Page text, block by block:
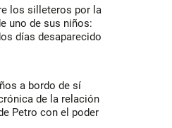
los silleteros por la
uno de sus niños:
días desaparecido
a bordo de sí
de la relación
Petro con el poder